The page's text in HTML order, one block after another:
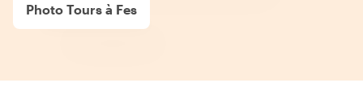
Photo Tours à Fes